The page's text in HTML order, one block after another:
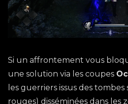
Si un affrontement vous
une solution via les coupes
les guerriers issus des
rouges) disséminées dans les